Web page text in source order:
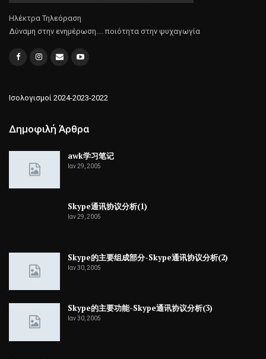
Ηλέκτρα Τηλεόραση
Δύναμη στην ενημέρωση.... ποιότητα στην ψυχαγωγία
Ισολογισμοί 2024-2023-2022
Δημοφιλή Άρθρα
awk学习笔记
Ιαν 29, 2005
Skype通讯协议分析(1)
Ιαν 29, 2005
Skype的主要组成部分-Skype通讯协议分析(2)
Ιαν 30, 2005
Skype的主要功能-Skype通讯协议分析(3)
Ιαν 30, 2005